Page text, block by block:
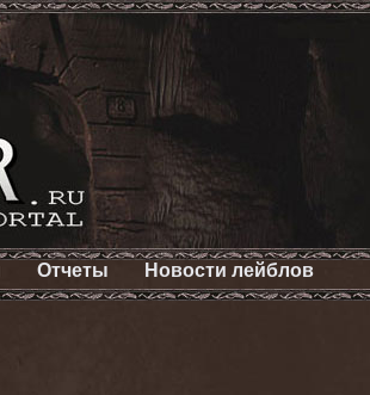
Отчеты Новости лейблов